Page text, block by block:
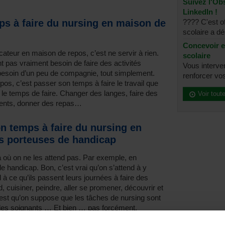
à faire du nursing en maison de
en maison de repos, c’est ne servir à rien.
pas vraiment besoin de faire des activités
d’un peu de compagnie, tout simplement.
c’est passer son temps à faire le travail que
temps de faire. Changer des langes, faire des
donner des repas…
temps à faire du nursing en
porteuses de handicap
on ne les attend pas. Par exemple, en
Bon, c’est vrai qu’on s’attend à y
ce qu’ils passent leurs journées à faire des
cuisiner, peindre, aller se promener, découvrir et
qu’on suppose que les tâches de nursing sont
soignants … Et bien … pas forcément.
Suivez
LinkedIn !
???? C'est
scolaire a
Concevoir
scolaire
Vous
renforcer
Voir